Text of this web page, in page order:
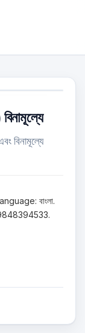
বিনামূল্যে
বাংলা.